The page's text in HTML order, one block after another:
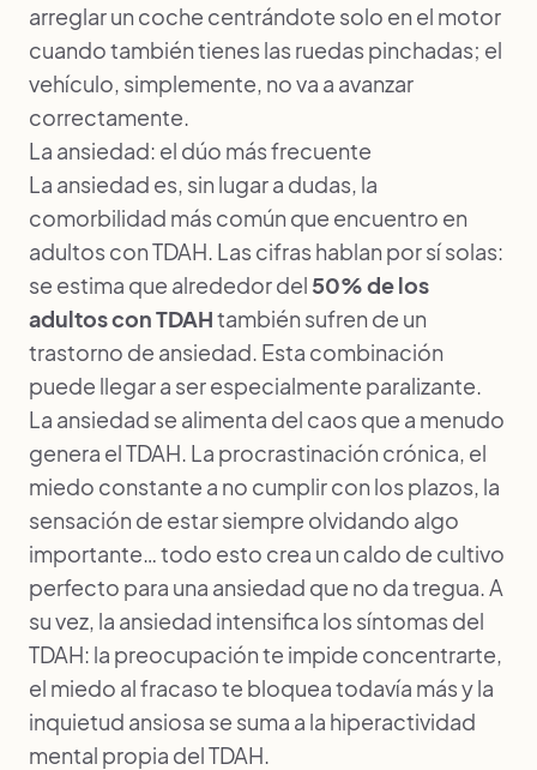
arreglar un coche centrándote solo en el motor
cuando también tienes las ruedas pinchadas; el
vehículo, simplemente, no va a avanzar
correctamente.
La ansiedad: el dúo más frecuente
La ansiedad es, sin lugar a dudas, la
comorbilidad más común que encuentro en
adultos con TDAH. Las cifras hablan por sí solas:
se estima que alrededor del 50% de los
adultos con TDAHtambién sufren de un
trastorno de ansiedad. Esta combinación
puede llegar a ser especialmente paralizante.
La ansiedad se alimenta del caos que a menudo
genera el TDAH. La procrastinación crónica, el
miedo constante a no cumplir con los plazos, la
sensación de estar siempre olvidando algo
importante… todo esto crea un caldo de cultivo
perfecto para una ansiedad que no da tregua. A
su vez, la ansiedad intensifica los síntomas del
TDAH: la preocupación te impide concentrarte,
el miedo al fracaso te bloquea todavía más y la
inquietud ansiosa se suma a la hiperactividad
mental propia del TDAH.